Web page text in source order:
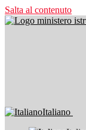
Salta al contenuto
Italiano